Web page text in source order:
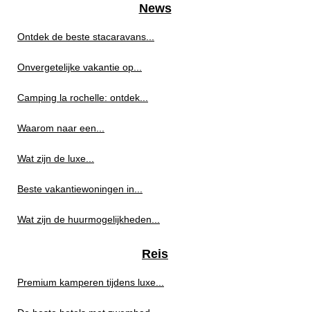
News
Ontdek de beste stacaravans...
Onvergetelijke vakantie op...
Camping la rochelle: ontdek...
Waarom naar een...
Wat zijn de luxe...
Beste vakantiewoningen in...
Wat zijn de huurmogelijkheden...
Reis
Premium kamperen tijdens luxe...